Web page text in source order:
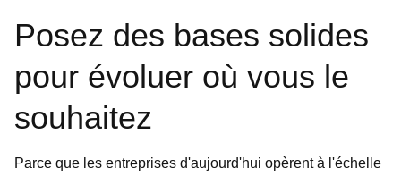
Posez des bases solides
pour évoluer où vous le
souhaitez
Parce que les entreprises d'aujourd'hui opèrent à l'échelle